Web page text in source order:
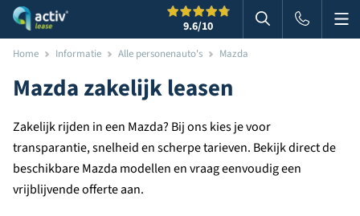
9.6/10 Zoeken in
Home Informatie Alle personenauto's Mazda
Mazda zakelijk leasen
Zakelijk rijden in een Mazda? Bij ons kies je voor
transparantie, snelheid en scherpe tarieven. Bekijk direct de
beschikbare Mazda modellen en vraag eenvoudig een
vrijblijvende offerte aan.